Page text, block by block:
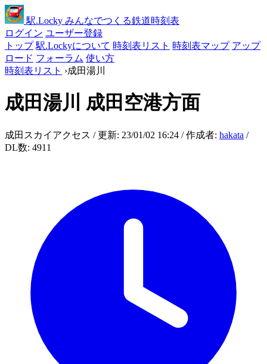
駅.Locky みんなでつくる鉄道時刻表
ログイン ユーザー登録
トップ 駅.Lockyについて 時刻表リスト 時刻表マップ アップ
ロード フォーラム 使い方
時刻表リスト ›成田湯川
成田湯川 成田空港方面
成田スカイアクセス / 更新: 23/01/02 16:24 / 作成者: hakata /
DL数: 4911